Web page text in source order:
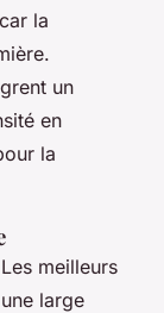
la
un
en
la
meilleurs
large